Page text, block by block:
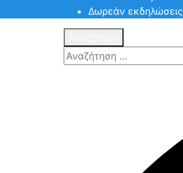
Δωρεάν εκδηλώσεις